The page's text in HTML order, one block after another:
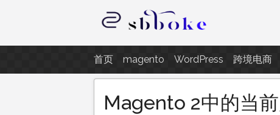
至
内
容
记录跨境电商独立站开发遇到的点
首页 magento WordPress 跨境电商
Magento 2中的当